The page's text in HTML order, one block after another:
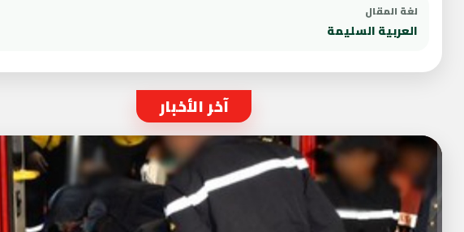
لغة المقال
العربية السليمة
آخر الأخبار